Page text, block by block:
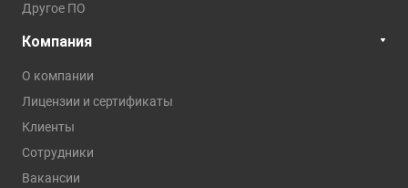
Другое ПО
Компания
О компании
Лицензии и сертификаты
Клиенты
Сотрудники
Вакансии